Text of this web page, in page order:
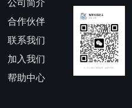
公司简介
合作伙伴
联系我们
加入我们
帮助中心